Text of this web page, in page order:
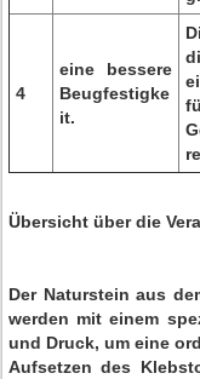
4
eine bessere
Beugfestigke
it.
Übersicht über die
Der Naturstein aus
werden mit einem
und Druck, um eine
Aufsetzen des